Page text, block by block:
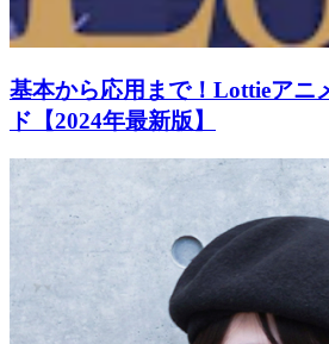
基本から応用まで！Lottieアニ
ド【2024年最新版】